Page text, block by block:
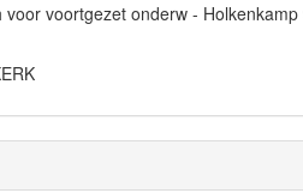
voortgezet onderw -